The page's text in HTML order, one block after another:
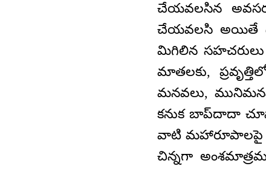
చేయవలసిన
చేయవలసి అయితే
మిగిలిన
మాతలకు,
మనవలు,
కనుక బాప్‌దాదా
వాటి మహారూపాలపై
చిన్నగా